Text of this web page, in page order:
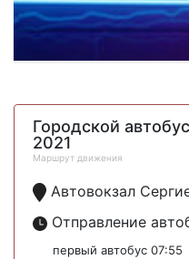
Городской
2021
Маршрут движения
Автовокзал
Отправление
первый автобус 07:55